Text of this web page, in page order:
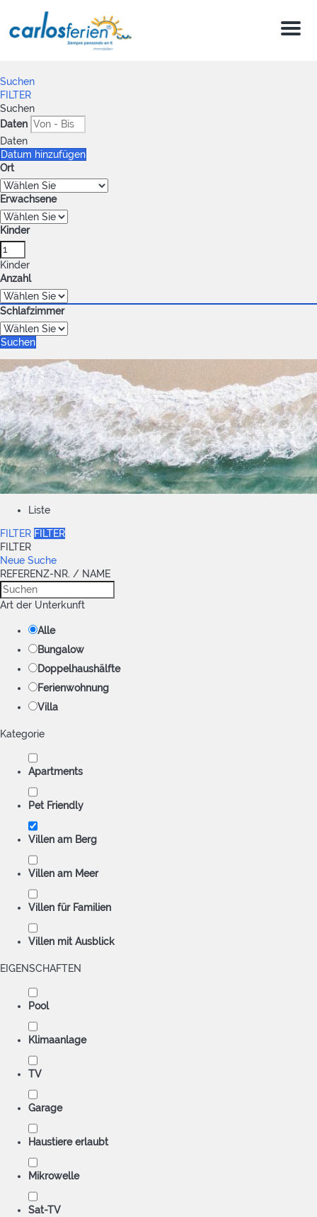
Menu
Suchen
FILTER
Suchen
Daten
Daten
Datum hinzufügen
Ort
Erwachsene
Kinder
Kinder
Anzahl
Schlafzimmer
Suchen
Liste
FILTER FILTER
FILTER
Neue Suche
REFERENZ-NR. / NAME
Art der Unterkunft
Alle
Bungalow
Doppelhaushälfte
Ferienwohnung
Villa
Kategorie
Apartments
Pet Friendly
Villen am Berg
Villen am Meer
Villen für Familien
Villen mit Ausblick
EIGENSCHAFTEN
Pool
Klimaanlage
TV
Garage
Haustiere erlaubt
Mikrowelle
Sat-TV